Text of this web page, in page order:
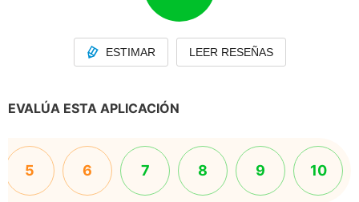
ESTIMAR LEER RESEÑAS
EVALÚA ESTA APLICACIÓN
5 6 7 8 9 10